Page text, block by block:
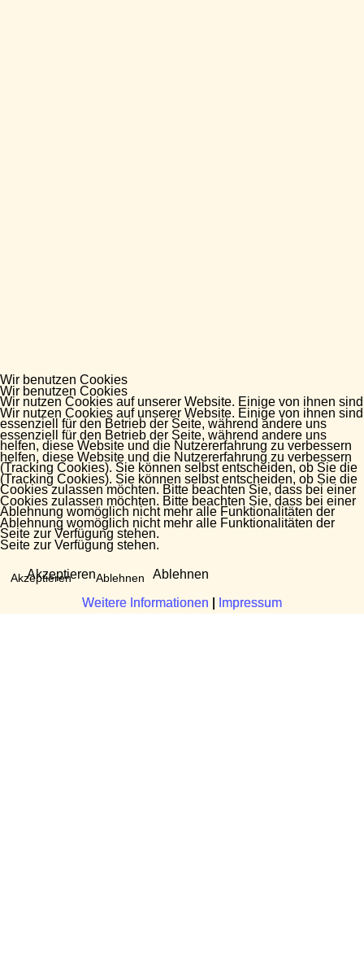
Wir benutzen Cookies
Wir nutzen Cookies auf unserer Website. Einige von ihnen sind
essenziell für den Betrieb der Seite, während andere uns
helfen, diese Website und die Nutzererfahrung zu verbessern
(Tracking Cookies). Sie können selbst entscheiden, ob Sie die
Cookies zulassen möchten. Bitte beachten Sie, dass bei einer
Ablehnung womöglich nicht mehr alle Funktionalitäten der
Seite zur Verfügung stehen.
Akzeptieren Ablehnen
Weitere Informationen Impressum
Wir benutzen Cookies
Wir nutzen Cookies auf unserer Website. Einige von ihnen sind
essenziell für den Betrieb der Seite, während andere uns
helfen, diese Website und die Nutzererfahrung zu verbessern
(Tracking Cookies). Sie können selbst entscheiden, ob Sie die
Cookies zulassen möchten. Bitte beachten Sie, dass bei einer
Ablehnung womöglich nicht mehr alle Funktionalitäten der
Seite zur Verfügung stehen.
Akzeptieren Ablehnen
Weitere Informationen Impressum